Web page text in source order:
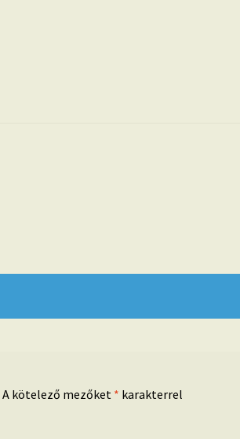
A kötelező mezőket * karakterrel